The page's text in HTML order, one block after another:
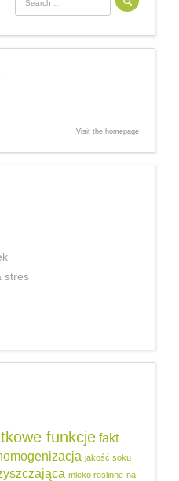
Visit the homepage
stres
funkcje fakt
jakość soku
mleko roślinne na